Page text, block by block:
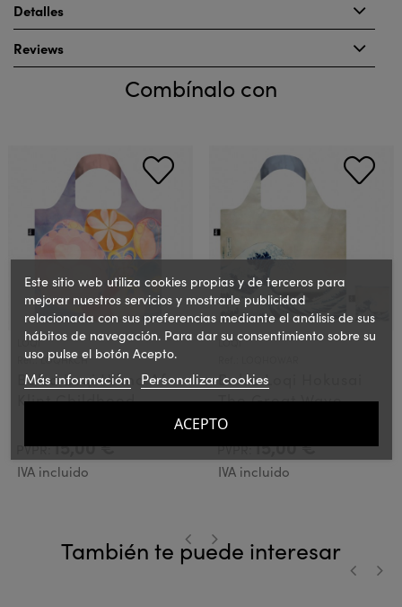
Detalles
Reviews
Combínalo con
LOQI
Ref.: LOQHKCH
Bolsa Loqi Hilma Af
Klint Childhood
PVPR:15,00 €
IVA incluido
LOQI
Bolsa Loqi Hokusai
The Great Wave
PVPR:15,00 €
IVA incluido
También te puede interesar
Este sitio web utiliza cookies propias y de terceros para
mejorar nuestros servicios y mostrarle publicidad
relacionada con sus preferencias mediante el análisis de sus
hábitos de navegación. Para dar su consentimiento sobre su
uso pulse el botón Acepto.
Más información Personalizar cookies
ACEPTO